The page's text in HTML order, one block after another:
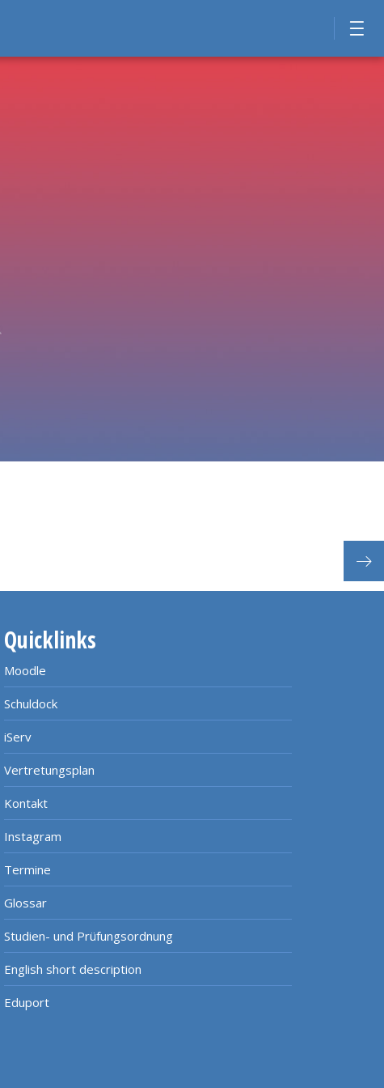
Quicklinks
Moodle
Schuldock
iServ
Vertretungsplan
Kontakt
Instagram
Termine
Glossar
Studien- und Prüfungsordnung
English short description
Eduport